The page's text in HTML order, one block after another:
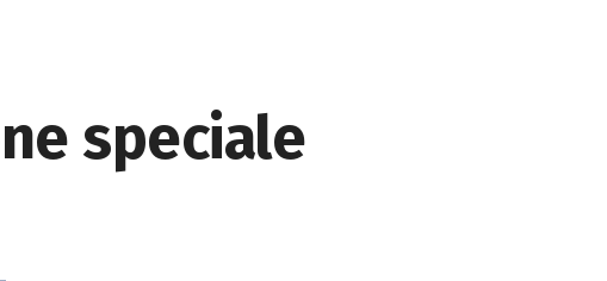
speciale